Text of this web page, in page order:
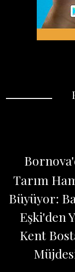
Tarım
Büyüyor:
Eşki'den
Kent